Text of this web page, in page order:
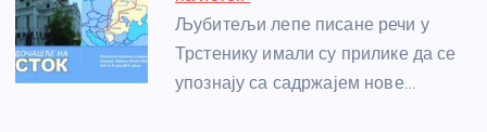
o
o
k
g
er
p
p
e
Љубитељи лепе писане речи у
Трстенику имали су прилике да се
упознају са садржајем нове…